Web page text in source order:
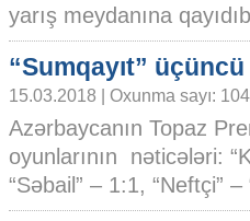
yarış meydanına
“Sumqayıt”
15.03.2018 | Oxunma sayı:
Azərbaycanın Topaz
oyunlarının nəticələri:
“Səbail” – 1:1, “Neftçi”